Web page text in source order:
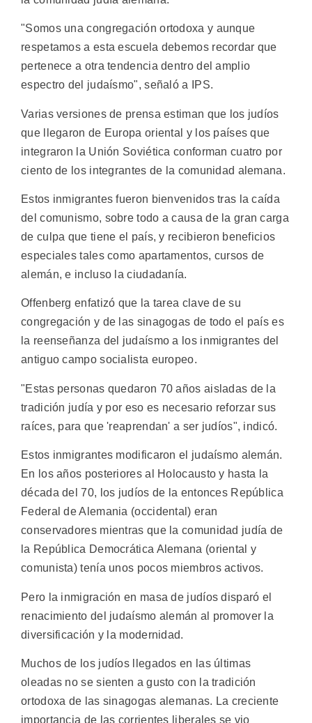
"Somos una congregación ortodoxa y aunque
respetamos a esta escuela debemos recordar que
pertenece a otra tendencia dentro del amplio
espectro del judaísmo", señaló a IPS.
Varias versiones de prensa estiman que los judíos
que llegaron de Europa oriental y los países que
integraron la Unión Soviética conforman cuatro por
ciento de los integrantes de la comunidad alemana.
Estos inmigrantes fueron bienvenidos tras la caída
del comunismo, sobre todo a causa de la gran carga
de culpa que tiene el país, y recibieron beneficios
especiales tales como apartamentos, cursos de
alemán, e incluso la ciudadanía.
Offenberg enfatizó que la tarea clave de su
congregación y de las sinagogas de todo el país es
la reenseñanza del judaísmo a los inmigrantes del
antiguo campo socialista europeo.
"Estas personas quedaron 70 años aisladas de la
tradición judía y por eso es necesario reforzar sus
raíces, para que 'reaprendan' a ser judíos", indicó.
Estos inmigrantes modificaron el judaísmo alemán.
En los años posteriores al Holocausto y hasta la
década del 70, los judíos de la entonces República
Federal de Alemania (occidental) eran
conservadores mientras que la comunidad judía de
la República Democrática Alemana (oriental y
comunista) tenía unos pocos miembros activos.
Pero la inmigración en masa de judíos disparó el
renacimiento del judaísmo alemán al promover la
diversificación y la modernidad.
Muchos de los judíos llegados en las últimas
oleadas no se sienten a gusto con la tradición
ortodoxa de las sinagogas alemanas. La creciente
importancia de las corrientes liberales se vio